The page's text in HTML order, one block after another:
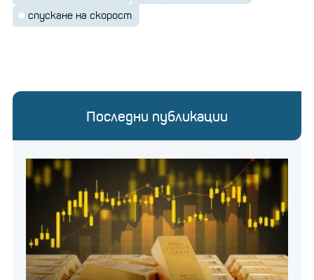
спускане на скорост
Последни публикации